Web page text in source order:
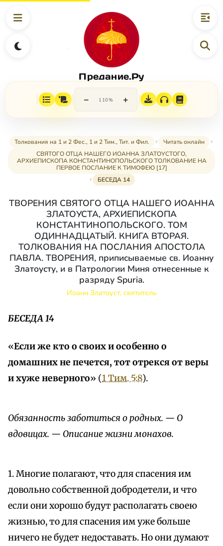
Предание.Ру
− 110% +
Толкования на 1 и 2 Фес., 1 и 2 Тим., Тит. и Фил.
Читать онлайн
СВЯТОГО ОТЦА НАШЕГО ИОАННА ЗЛАТОУСТОГО,
АРХИЕПИСКОПА КОНСТАНТИНОПОЛЬСКОГО ТОЛКОВАНИЕ НА
ПЕРВОЕ ПОСЛАНИЕ К ТИМОФЕЮ [17]
БЕСЕДА 14
ТВОРЕНИЯ СВЯТОГО ОТЦА НАШЕГО ИОАННА
ЗЛАТОУСТА, АРХИЕПИСКОПА
КОНСТАНТИНОПОЛЬСКОГО. ТОМ
ОДИННАДЦАТЫЙ. КНИГА ВТОРАЯ.
ТОЛКОВАНИЯ НА ПОСЛАНИЯ АПОСТОЛА
ПАВЛА. ТВОРЕНИЯ, приписываемые св. Иоанну
Златоусту, и в Патрологии Миня отнесенные к
разряду Spuria.
Иоанн Златоуст, святитель
БЕСЕДА 14
«Если же кто о своих и особенно о
домашних не печется, тот отрекся от веры
и хуже неверного» (1 Тим. 5:8).
Обязанность заботиться о родных. — О
вдовицах. — Описание жизни монахов.
1. Многие полагают, что для спасения им
довольно собственной добродетели, и что
если они хорошо будут располагать своею
жизнью, то для спасения им уже больше
ничего не будет недоставать. Но они думают